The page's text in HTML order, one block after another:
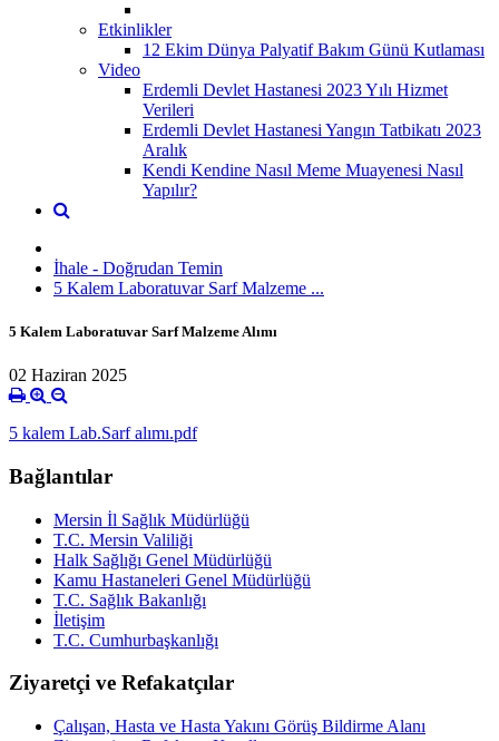
Etkinlikler
12 Ekim Dünya Palyatif Bakım Günü Kutlaması
Video
Erdemli Devlet Hastanesi 2023 Yılı Hizmet
Verileri
Erdemli Devlet Hastanesi Yangın Tatbikatı 2023
Aralık
Kendi Kendine Nasıl Meme Muayenesi Nasıl
Yapılır?
İhale - Doğrudan Temin
5 Kalem Laboratuvar Sarf Malzeme ...
5 Kalem Laboratuvar Sarf Malzeme Alımı
02 Haziran 2025
5 kalem Lab.Sarf alımı.pdf
Bağlantılar
Mersin İl Sağlık Müdürlüğü
T.C. Mersin Valiliği
Halk Sağlığı Genel Müdürlüğü
Kamu Hastaneleri Genel Müdürlüğü
T.C. Sağlık Bakanlığı
İletişim
T.C. Cumhurbaşkanlığı
Ziyaretçi ve Refakatçılar
Çalışan, Hasta ve Hasta Yakını Görüş Bildirme Alanı